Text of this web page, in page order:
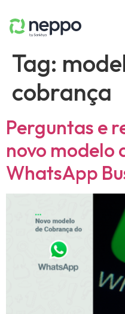
Tag:
cobrança
Perguntas e
novo modelo
WhatsApp